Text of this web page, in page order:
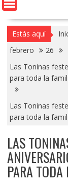
Estás aquí
febrero
26
Las Toninas
para toda la
Las Toninas
para toda la
LAS
PARA